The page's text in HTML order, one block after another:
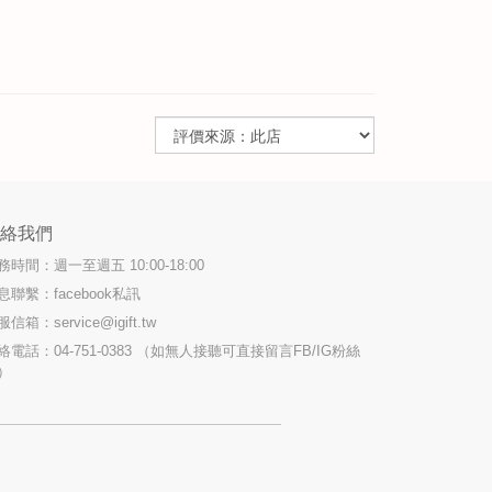
我們
時間：週一至週五 10:00-18:00
聯繫：facebook私訊
信箱：service@igift.tw
電話：04-751-0383 （如無人接聽可直接留言FB/IG粉絲